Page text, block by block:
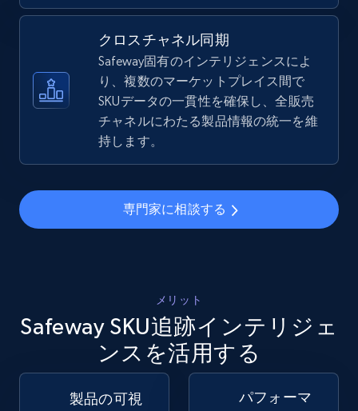
今すぐ始める
Amazon sellers info
Seller id, URL, Seller name, Description, Detailed
info, Stars, Feedbacks, Return policy, and more.
2.5K+ 378+ 今すぐ始める
URL, Product id, Title, Seller name, Seller rating,
Seller reviews, Breadcrumbs, Root category, and
more.
2.5K+ 358+ 今すぐ始める
クロスチャネル同期
Safeway固有のインテリジェンスによ
り、複数のマーケットプレイス間で
SKUデータの一貫性を確保し、全販売
チャネルにわたる製品情報の統一を維
持します。
専門家に相談する
メリット
Safeway SKU追跡インテリジェ
ンスを活用する
製品の可視
パフォーマ